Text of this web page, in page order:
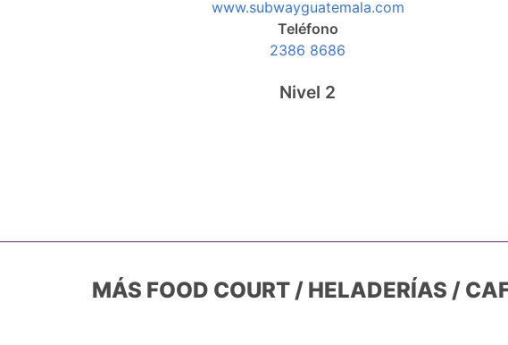
www.subwayguatemala.com
Teléfono
2386 8686
Nivel 2
MÁS FOOD COURT / HELADERÍAS /